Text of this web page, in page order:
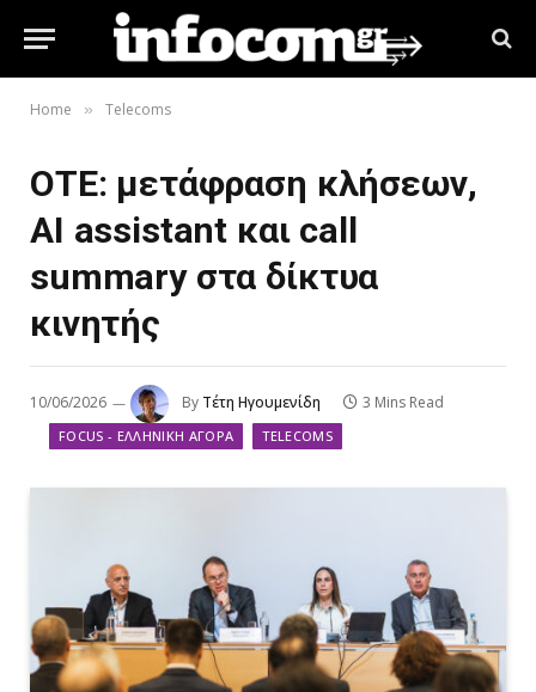
Home » Telecoms
ΟΤΕ: μετάφραση κλήσεων,
AI assistant και call
summary στα δίκτυα
κινητής
10/06/2026 By Τέτη Ηγουμενίδη 3 Mins Read
FOCUS - ΕΛΛΗΝΙΚΉ ΑΓΟΡΆ TELECOMS